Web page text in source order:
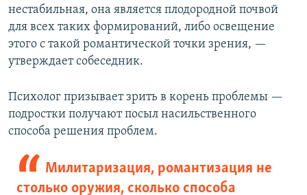
нестабильная, она является плодородной почвой
для всех таких формирований, либо освещение
этого с такой романтической точки зрения, —
утверждает собеседник.
Психолог призывает зрить в корень проблемы —
подростки получают посыл насильственного
способа решения проблем.
Милитаризация, романтизация не
столько оружия, сколько способа